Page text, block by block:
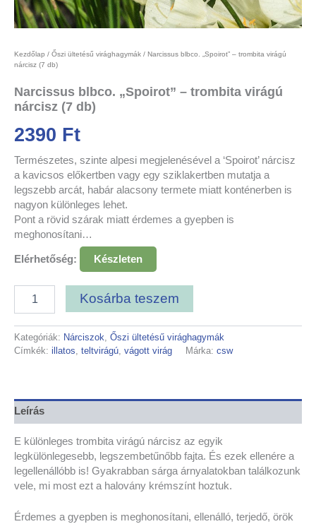
Kezdőlap / Őszi ültetésű virághagymák / Narcissus blbco. „Spoirot” – trombita virágú
nárcisz (7 db)
Narcissus blbco. „Spoirot” – trombita virágú
nárcisz (7 db)
2390 Ft
Természetes, szinte alpesi megjelenésével a ‘Spoirot’ nárcisz
a kavicsos előkertben vagy egy sziklakertben mutatja a
legszebb arcát, habár alacsony termete miatt konténerben is
nagyon különleges lehet.
Pont a rövid szárak miatt érdemes a gyepben is
meghonosítani…
Elérhetőség: Készleten
Kosárba teszem
Kategóriák: Nárciszok, Őszi ültetésű virághagymák
Címkék: illatos, teltvirágú, vágott virág Márka: csw
Leírás
E különleges trombita virágú nárcisz az egyik
legkülönlegesebb, legszembetűnőbb fajta. És ezek ellenére a
legellenállóbb is! Gyakrabban sárga árnyalatokban találkozunk
vele, mi most ezt a halovány krémszínt hoztuk.
Érdemes a gyepben is meghonosítani, ellenálló, terjedő, örök